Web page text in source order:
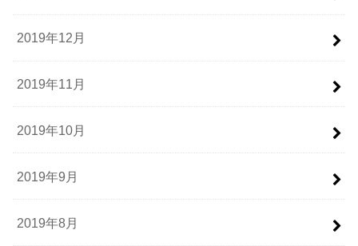
2019年12月
2019年11月
2019年10月
2019年9月
2019年8月